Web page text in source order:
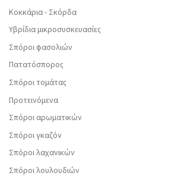
Κοκκάρια - Σκόρδα
Υβρίδια μικροσυσκευασίες
Σπόροι φασολιών
Πατατόσπορος
Σπόροι τομάτας
Προτεινόμενα
Σπόροι αρωματικών
Σπόροι γκαζόν
Σπόροι λαχανικών
Σπόροι λουλουδιών